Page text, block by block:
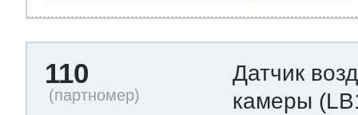
110
Датчик
камеры